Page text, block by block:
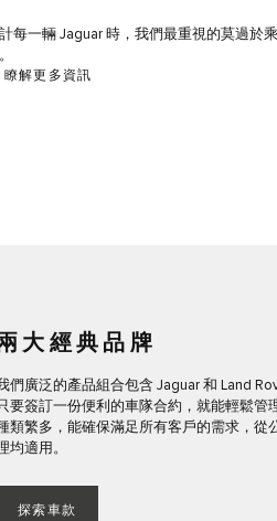
每一輛 Jaguar 時，我們最重視的莫過於
瞭解更多資訊
大經典品牌
們廣泛的產品組合包含 Jaguar 和 Land
要簽訂一份便利的車隊合約，就能輕鬆管
類繁多，能確保滿足所有客戶的需求，從
均適用。
探索車款